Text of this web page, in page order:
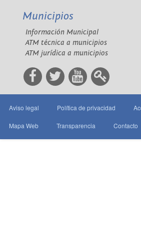
Municipios
Información Municipal
ATM técnica a municipios
ATM jurídica a municipios
Aviso legal Política de privacidad
Mapa Web Transparencia Contacto